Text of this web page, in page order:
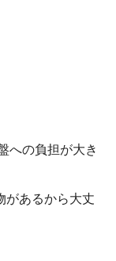
への負担が大き
があるから大丈